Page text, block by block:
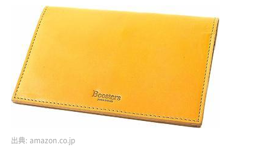
出典: amazon.co.jp